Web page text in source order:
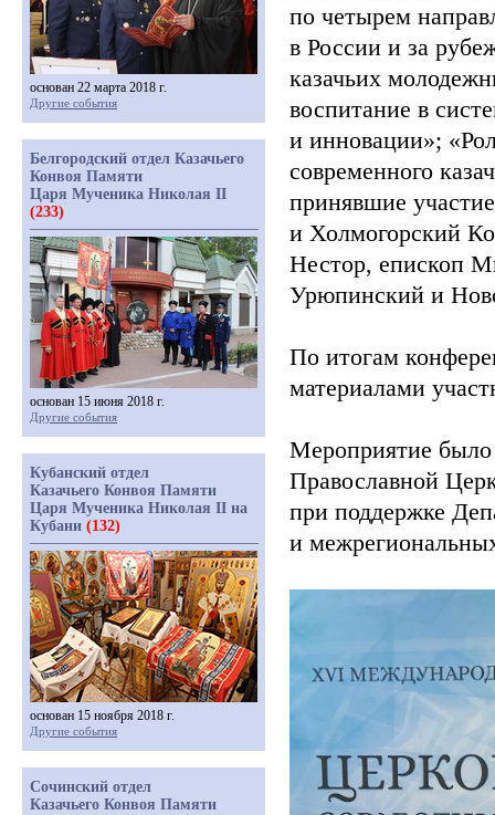
по четырем
в России и за
казачьих
воспитание в
и инновации»;
современного
принявшие
и Холмогорский
Нестор, епископ
Урюпинский и
По итогам
материалами
Мероприятие было
Православной
при поддержке
и
основан 22 марта 2018 г.
Другие события
Белгородский отдел Казачьего
Конвоя Памяти
Царя Мученика Николая II
(233)
основан 15 июня 2018 г.
Другие события
Кубанский отдел
Казачьего Конвоя Памяти
Царя Мученика Николая II на
Кубани (132)
основан 15 ноября 2018 г.
Другие события
Сочинский отдел
Казачьего Конвоя Памяти